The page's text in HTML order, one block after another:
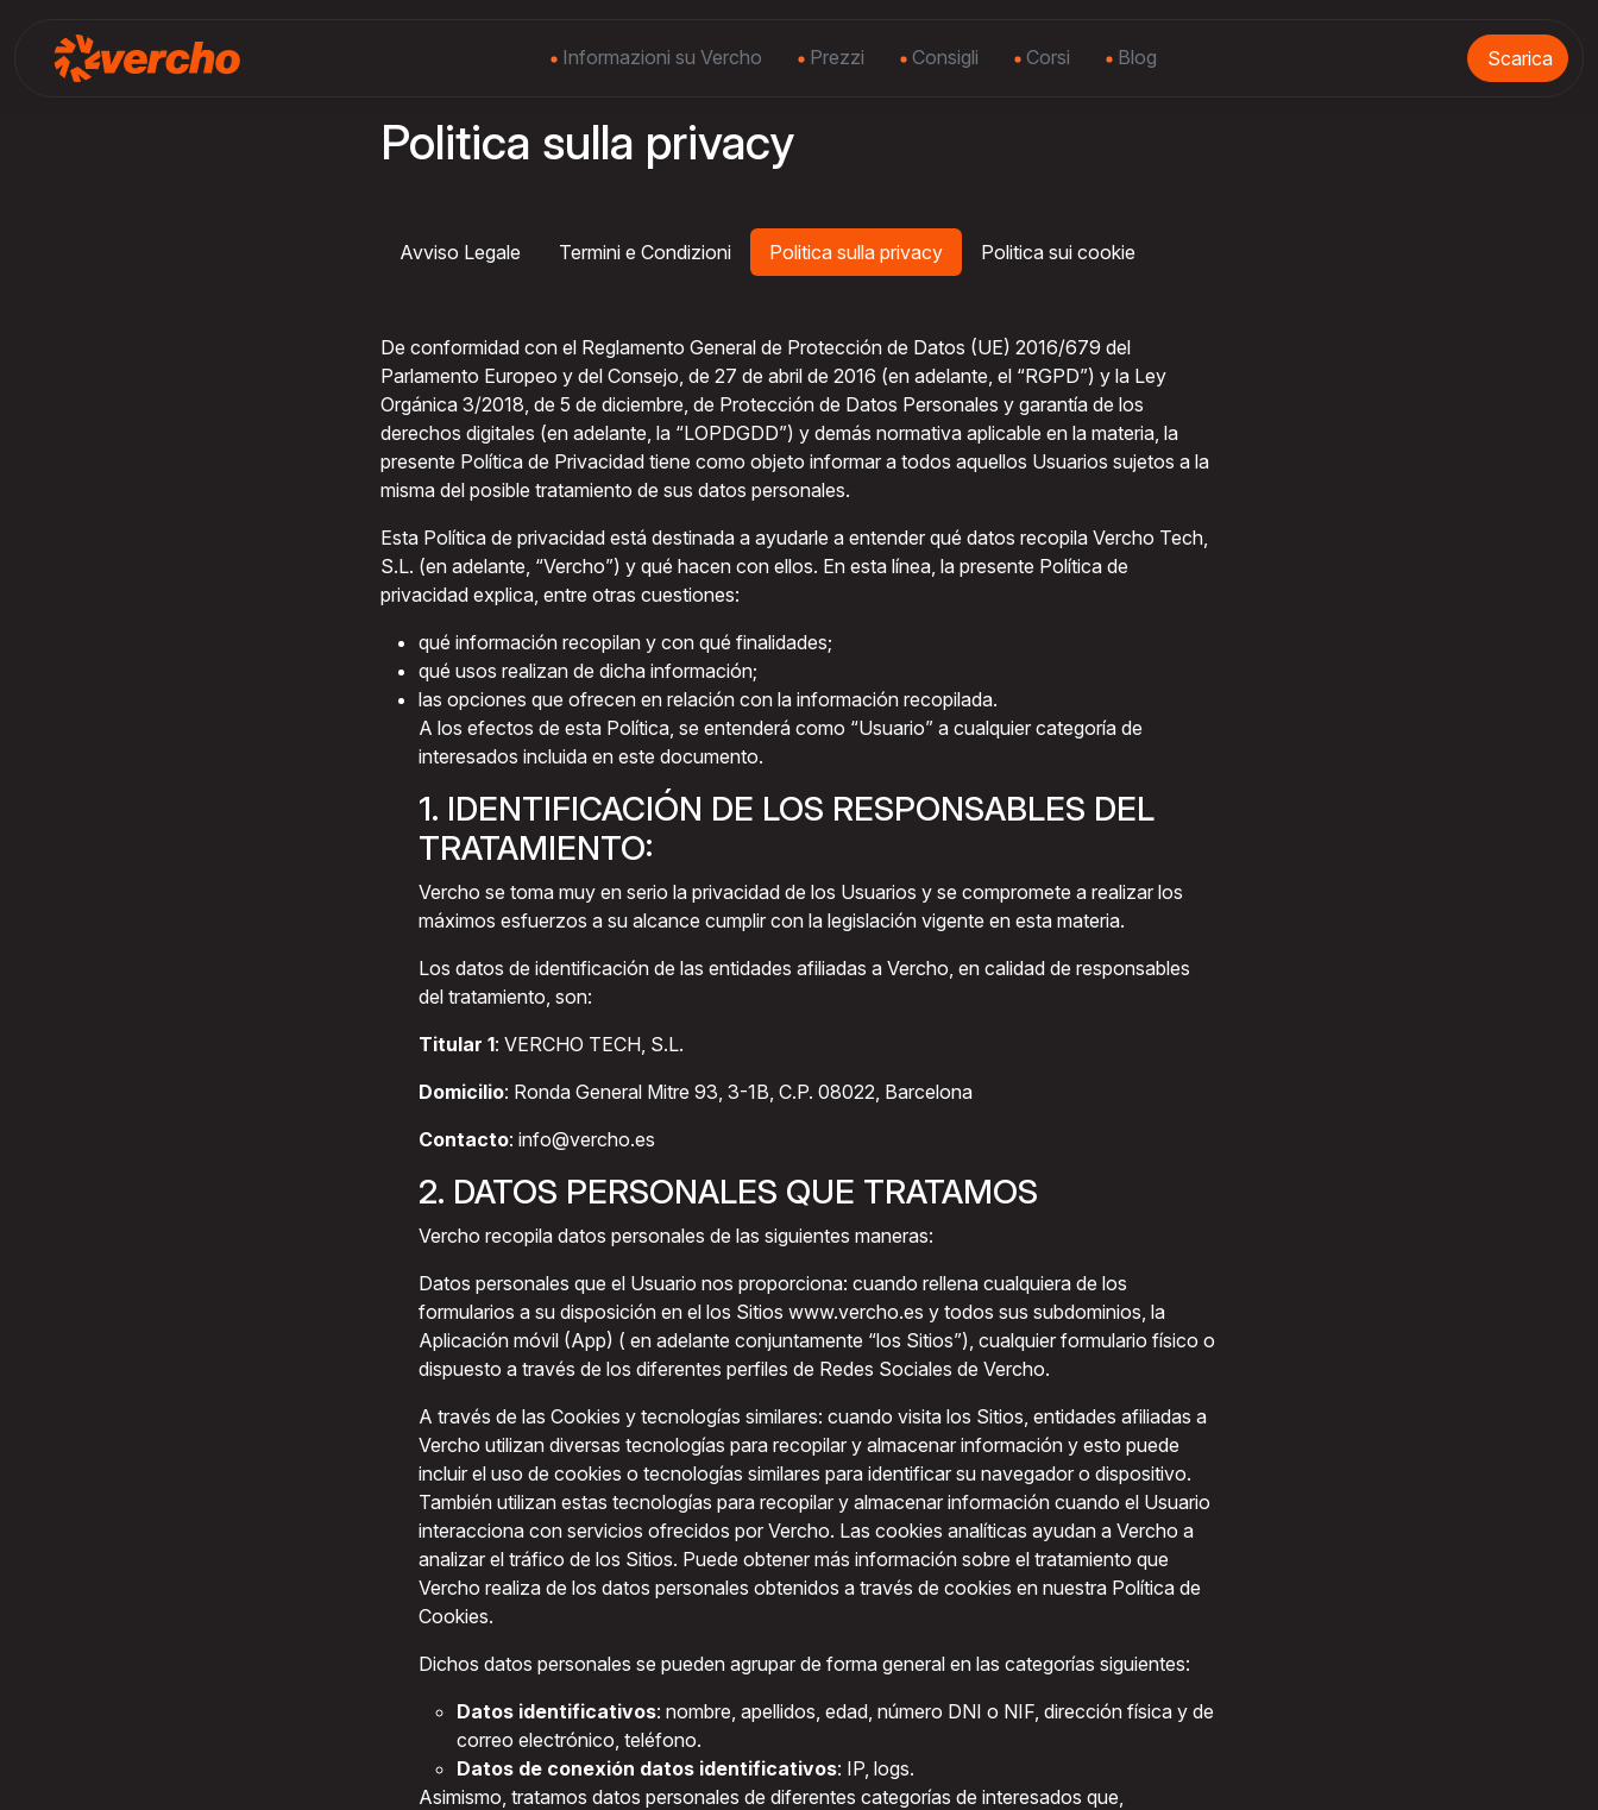
Informazioni su Vercho Prezzi Consigli Corsi Blog Scarica
Politica sulla privacy
Avviso Legale Termini e Condizioni Politica sulla privacy Politica sui cookie
De conformidad con el Reglamento General de Protección de Datos (UE) 2016/679 del
Parlamento Europeo y del Consejo, de 27 de abril de 2016 (en adelante, el “RGPD”) y la Ley
Orgánica 3/2018, de 5 de diciembre, de Protección de Datos Personales y garantía de los
derechos digitales (en adelante, la “LOPDGDD”) y demás normativa aplicable en la materia, la
presente Política de Privacidad tiene como objeto informar a todos aquellos Usuarios sujetos a la
misma del posible tratamiento de sus datos personales.
Esta Política de privacidad está destinada a ayudarle a entender qué datos recopila Vercho Tech,
S.L. (en adelante, “Vercho”) y qué hacen con ellos. En esta línea, la presente Política de
privacidad explica, entre otras cuestiones:
qué información recopilan y con qué finalidades;
qué usos realizan de dicha información;
las opciones que ofrecen en relación con la información recopilada.
A los efectos de esta Política, se entenderá como “Usuario” a cualquier categoría de
interesados incluida en este documento.
1. IDENTIFICACIÓN DE LOS RESPONSABLES DEL
TRATAMIENTO:
Vercho se toma muy en serio la privacidad de los Usuarios y se compromete a realizar los
máximos esfuerzos a su alcance cumplir con la legislación vigente en esta materia.
Los datos de identificación de las entidades afiliadas a Vercho, en calidad de responsables
del tratamiento, son:
Titular 1: VERCHO TECH, S.L.
Domicilio: Ronda General Mitre 93, 3-1B, C.P. 08022, Barcelona
Contacto: info@vercho.es
2. DATOS PERSONALES QUE TRATAMOS
Vercho recopila datos personales de las siguientes maneras:
Datos personales que el Usuario nos proporciona: cuando rellena cualquiera de los
formularios a su disposición en el los Sitios www.vercho.es y todos sus subdominios, la
Aplicación móvil (App) ( en adelante conjuntamente “los Sitios”), cualquier formulario físico o
dispuesto a través de los diferentes perfiles de Redes Sociales de Vercho.
A través de las Cookies y tecnologías similares: cuando visita los Sitios, entidades afiliadas a
Vercho utilizan diversas tecnologías para recopilar y almacenar información y esto puede
incluir el uso de cookies o tecnologías similares para identificar su navegador o dispositivo.
También utilizan estas tecnologías para recopilar y almacenar información cuando el Usuario
interacciona con servicios ofrecidos por Vercho. Las cookies analíticas ayudan a Vercho a
analizar el tráfico de los Sitios. Puede obtener más información sobre el tratamiento que
Vercho realiza de los datos personales obtenidos a través de cookies en nuestra Política de
Cookies.
Dichos datos personales se pueden agrupar de forma general en las categorías siguientes:
Datos identificativos: nombre, apellidos, edad, número DNI o NIF, dirección física y de
correo electrónico, teléfono.
Datos de conexión datos identificativos: IP, logs.
Asimismo, tratamos datos personales de diferentes categorías de interesados que,